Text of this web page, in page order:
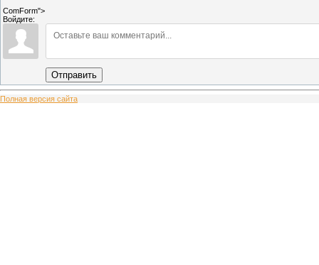
ComForm">
Войдите:
Отправить
Полная версия сайта